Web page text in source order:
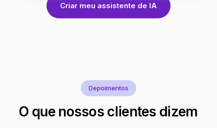
Criar meu assistente de IA
Depoimentos
O que nossos clientes dizem